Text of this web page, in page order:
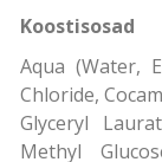
Koostisosad
Aqua (Water,
Chloride,
Glyceryl
Methyl